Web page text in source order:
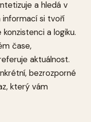
a hledá v
informací si tvoří
a logiku.
čase,
aktuálnost.
bezrozporné
který vám